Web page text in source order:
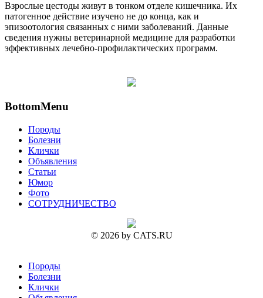
Взрослые цестоды живут в тонком отделе кишечника. Их
патогенное действие изучено не до конца, как и
эпизоотология связанных с ними заболеваний. Данные
сведения нужны ветеринарной медицине для разработки
эффективных лечебно-профилактических программ.
BottomMenu
Породы
Болезни
Клички
Объявления
Статьи
Юмор
Фото
СОТРУДНИЧЕСТВО
© 2026 by CATS.RU
Породы
Болезни
Клички